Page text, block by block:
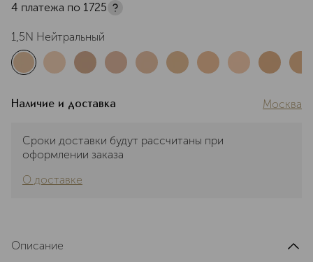
4 платежа по 1725
1,5N Нейтральный
Наличие и доставка Москва
Сроки доставки будут рассчитаны при
оформлении заказа
О доставке
Описание